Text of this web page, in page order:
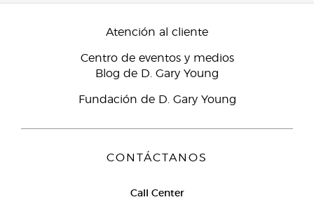
Atención al cliente
Centro de eventos y medios
Blog de D. Gary Young
Fundación de D. Gary Young
CONTÁCTANOS
Call Center